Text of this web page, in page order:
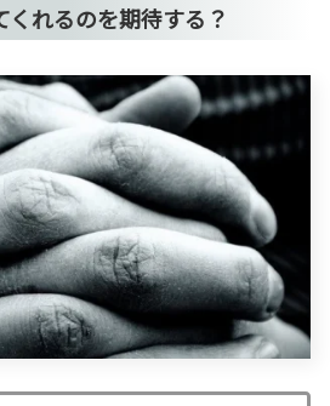
くれるのを期待する？